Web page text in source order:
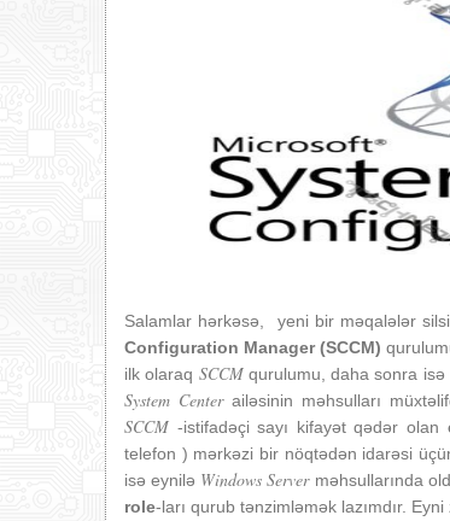
Salamlar hərkəsə, yeni bir məqalələr
Configuration Manager (SCCM)
ilk olaraq SCCMqurulumu, daha sonra isə
System Centerailəsinin məhsulları
SCCM -istifadəçi sayı kifayət qədər olan
telefon ) mərkəzi bir nöqtədən idarəsi
isə eynilə Windows Serverməhsullarında
role-ları qurub tənzimləmək lazımdır.